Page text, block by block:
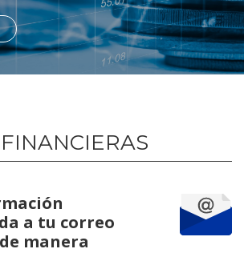
a tu correo
manera